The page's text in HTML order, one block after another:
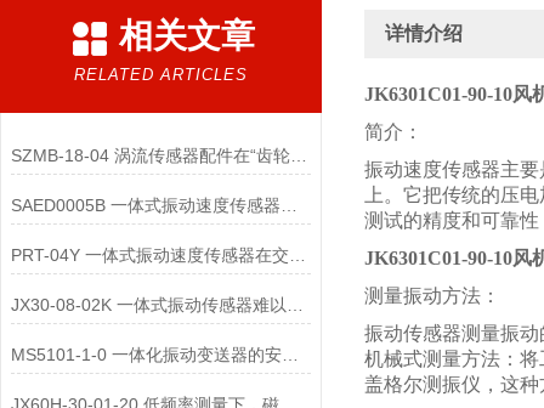
相关文章
RELATED ARTICLES
SZMB-18-04 涡流传感器配件在“齿轮箱与低速重载机械”监测中的应用
MS5101-1-0 一体化振动变送器的安装位置选择对测量精度的影响有哪些？
详情介绍
JK6301C01-90-10风
简介：
振动速度传感器主
上。它把传统的压
测试的精度和可靠
JK6301C01-90-10风
测量振动方法：
振动传感器测量振
机械式测量方法：
盖格尔测振仪，这